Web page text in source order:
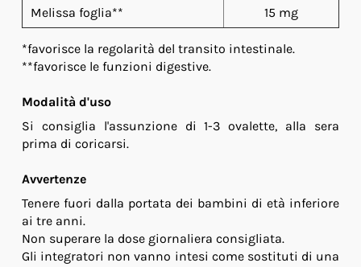
Melissa foglia**
15 mg
*favorisce la regolarità del transito intestinale.
**favorisce le funzioni digestive.
Modalità d'uso
Si consiglia l'assunzione di 1-3 ovalette, alla sera
prima di coricarsi.
Avvertenze
Tenere fuori dalla portata dei bambini di età inferiore
ai tre anni.
Non superare la dose giornaliera consigliata.
Gli integratori non vanno intesi come sostituti di una